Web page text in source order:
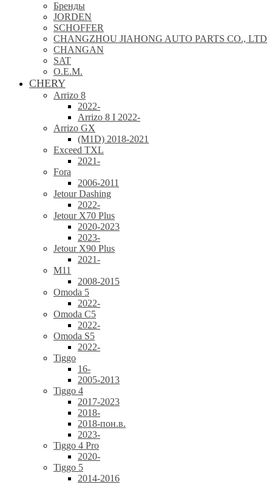
Бренды
JORDEN
SCHOFFER
CHANGZHOU JIAHONG AUTO PARTS CO., LTD
CHANGAN
SAT
O.E.M.
CHERY
Arrizo 8
2022-
Arrizo 8 I 2022-
Arrizo GX
(M1D) 2018-2021
Exceed TXL
2021-
Fora
2006-2011
Jetour Dashing
2022-
Jetour X70 Plus
2020-2023
2023-
Jetour X90 Plus
2021-
M11
2008-2015
Omoda 5
2022-
Omoda C5
2022-
Omoda S5
2022-
Tiggo
16-
2005-2013
Tiggo 4
2017-2023
2018-
2018-пон.в.
2023-
Tiggo 4 Pro
2020-
Tiggo 5
2014-2016